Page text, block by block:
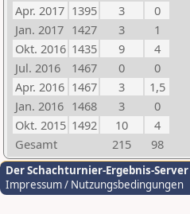
Apr. 2017 1395 3
0
Jan. 2017 1427 3
1
Okt. 2016 1435 9
4
Jul. 2016
1467 0
0
Apr. 2016 1467 3
1,5
Jan. 2016 1468 3
0
Okt. 2015 1492 10
4
Gesamt
215 98
Der Schachturnier-Ergebnis-Server
Impressum / Nutzungsbedingungen